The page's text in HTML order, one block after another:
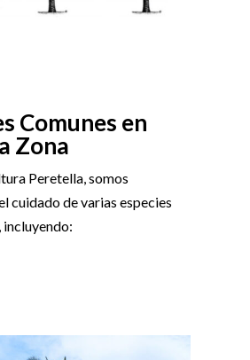
Comunes en
Zona
Peretella, somos
cuidado de varias especies
incluyendo: